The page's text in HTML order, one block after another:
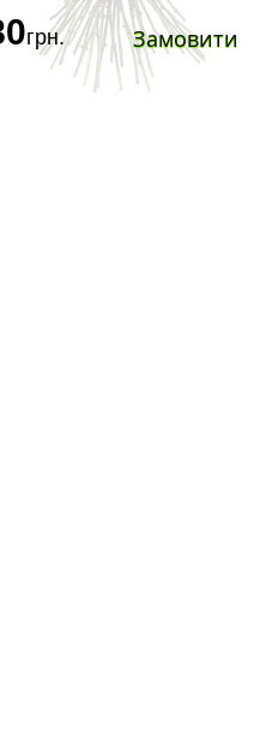
грн. Замовити